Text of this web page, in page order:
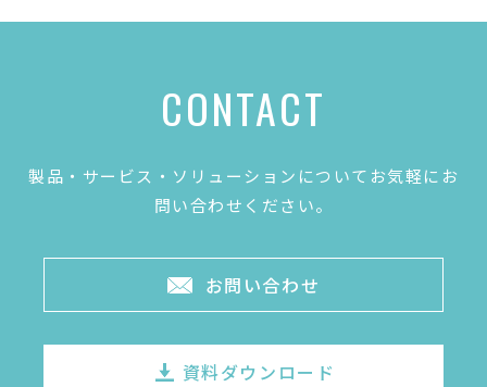
CONTACT
製品・サービス・ソリューションについてお気軽にお
問い合わせください。
お問い合わせ
資料ダウンロード